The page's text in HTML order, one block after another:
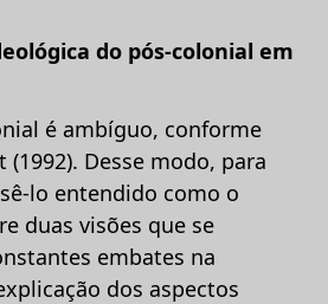
do pós-colonial em
é ambíguo, conforme
(1992). Desse modo, para
lo entendido como o
duas visões que se
embates na
dos aspectos